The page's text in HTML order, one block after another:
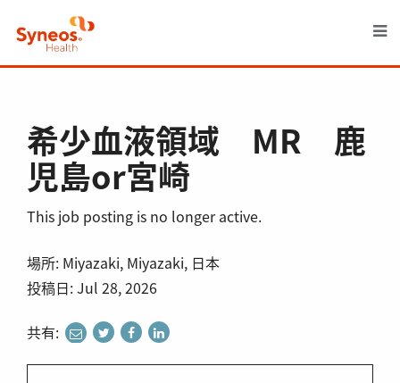
希少血液領域 MR 鹿
児島or宮崎
This job posting is no longer active.
場所: Miyazaki, Miyazaki, 日本
投稿日: Jul 28, 2026
共有: shareshareshareshare